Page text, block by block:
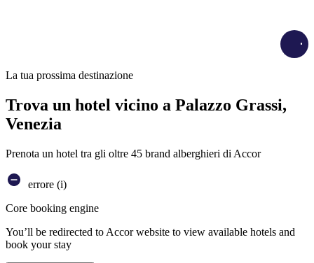
La tua prossima destinazione
Trova un hotel vicino a Palazzo Grassi,
Venezia
Prenota un hotel tra gli oltre 45 brand alberghieri di Accor
errore (i)
Core booking engine
You’ll be redirected to Accor website to view available hotels and
book your stay